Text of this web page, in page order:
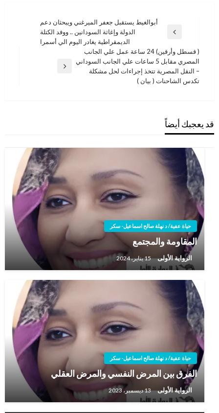
المقالات
المقالة
السابقة
أبوالغيط يستقبل جعفر الميرغني ويبحثان دعم
الدولة وإغاثة السودانين .. ووفد الكتلة
الديمقراطية يغادر اليوم الي أسمرا
المقالة
التالية
( قسطل وأرقين) 24 ساعة عمل علي الجانب
المصري مقابل 5 ساعات علي الجانب السوداني
– النقل المصرية تتخذ إجراءات لحل مشكلة
تكدس الشاحنات ( بيان )
قد يعجبك أيضاً
حياة عفية/ د نهلة صالح اسماعيل- سكر
المقاومة والمجتمع
الرواية الأولى 15 يناير، 2024
حياة عفية/ د نهلة صالح اسماعيل- سكر
الفرق بين المرض النفسي والمرض العقلي
الرواية الأولى 13 ديسمبر، 2023